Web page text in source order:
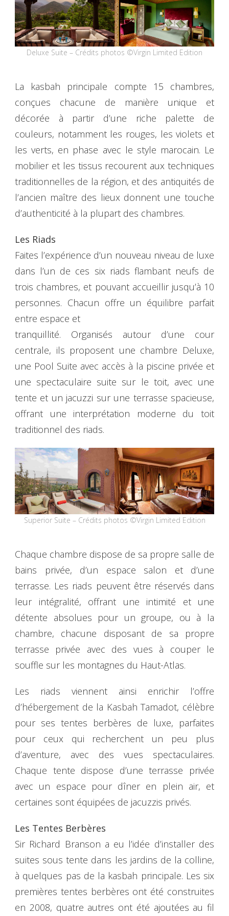
Deluxe Suite – Crédits photos ©Virgin Limited Edition
La kasbah principale compte 15 chambres,
conçues chacune de manière unique et
décorée à partir d’une riche palette de
couleurs, notamment les rouges, les violets et
les verts, en phase avec le style marocain. Le
mobilier et les tissus recourent aux techniques
traditionnelles de la région, et des antiquités de
l’ancien maître des lieux donnent une touche
d’authenticité à la plupart des chambres.
Les Riads
Faites l’expérience d’un nouveau niveau de luxe
dans l’un de ces six riads flambant neufs de
trois chambres, et pouvant accueillir jusqu’à 10
personnes. Chacun offre un équilibre parfait
entre espace et
tranquillité. Organisés autour d’une cour
centrale, ils proposent une chambre Deluxe,
une Pool Suite avec accès à la piscine privée et
une spectaculaire suite sur le toit, avec une
tente et un jacuzzi sur une terrasse spacieuse,
offrant une interprétation moderne du toit
traditionnel des riads.
Superior Suite – Crédits photos ©Virgin Limited Edition
Chaque chambre dispose de sa propre salle de
bains privée, d’un espace salon et d’une
terrasse. Les riads peuvent être réservés dans
leur intégralité, offrant une intimité et une
détente absolues pour un groupe, ou à la
chambre, chacune disposant de sa propre
terrasse privée avec des vues à couper le
souffle sur les montagnes du Haut-Atlas.
Les riads viennent ainsi enrichir l’offre
d’hébergement de la Kasbah Tamadot, célèbre
pour ses tentes berbères de luxe, parfaites
pour ceux qui recherchent un peu plus
d’aventure, avec des vues spectaculaires.
Chaque tente dispose d’une terrasse privée
avec un espace pour dîner en plein air, et
certaines sont équipées de jacuzzis privés.
Les Tentes Berbères
Sir Richard Branson a eu l’idée d’installer des
suites sous tente dans les jardins de la colline,
à quelques pas de la kasbah principale. Les six
premières tentes berbères ont été construites
en 2008, quatre autres ont été ajoutées au fil